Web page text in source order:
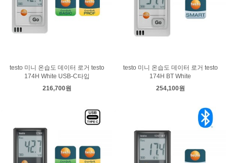
testo 미니 온습도 데이터 로거 testo
174H White USB-C타입
216,700원
testo 미니 온습도 데이터 로거 testo
174H BT White
254,100원